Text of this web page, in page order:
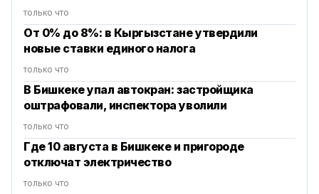
только что
От 0% до 8%: в Кыргызстане утвердили
новые ставки единого налога
только что
В Бишкеке упал автокран: застройщика
оштрафовали, инспектора уволили
только что
Где 10 августа в Бишкеке и пригороде
отключат электричество
только что